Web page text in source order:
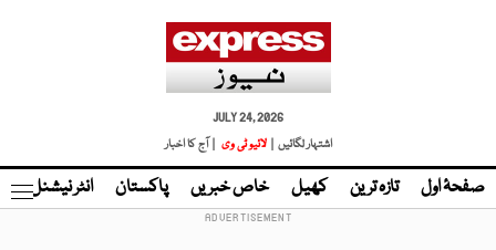
JULY 24, 2026
اشتہار لگائیں |
لائیو ٹی وی | آج کا اخبار
صفحۂ اول تازہ ترین کھیل خاص خبریں پاکستان انٹر نیشنل